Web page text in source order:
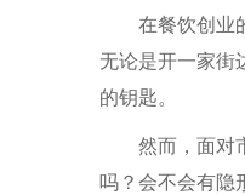
在餐饮创业
无论是开一家街
的钥匙。
然而，面对
吗？会不会有